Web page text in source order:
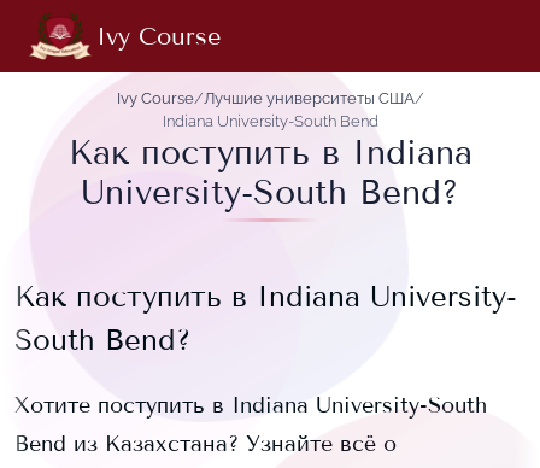
Ivy Course
Ivy Course/Лучшие университеты США/
Indiana University-South Bend
Как поступить в Indiana
University-South Bend?
Как поступить в Indiana University-
South Bend?
Хотите поступить в Indiana University-South
Bend из Казахстана? Узнайте всё о